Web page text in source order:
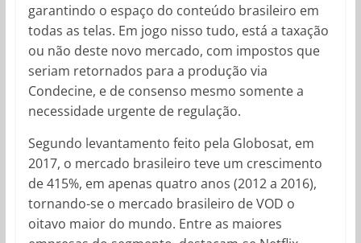
garantindo o espaço do conteúdo brasileiro em
todas as telas. Em jogo nisso tudo, está a taxação
ou não deste novo mercado, com impostos que
seriam retornados para a produção via
Condecine, e de consenso mesmo somente a
necessidade urgente de regulação.
Segundo levantamento feito pela Globosat, em
2017, o mercado brasileiro teve um crescimento
de 415%, em apenas quatro anos (2012 a 2016),
tornando-se o mercado brasileiro de VOD o
oitavo maior do mundo. Entre as maiores